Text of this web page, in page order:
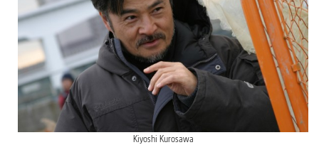
Kiyoshi Kurosawa